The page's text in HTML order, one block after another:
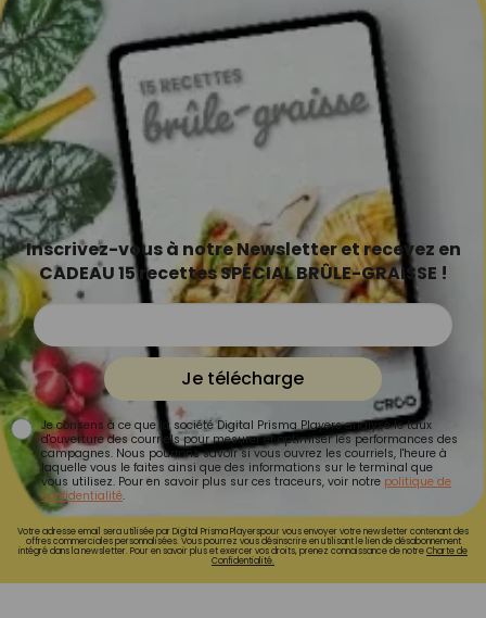
Inscrivez-vous à notre Newsletter et recevez en
CADEAU 15 recettes SPÉCIAL BRÛLE-GRAISSE !
Je télécharge
Je consens à ce que la société Digital Prisma Players analyse le taux
d'ouverture des courriels pour mesurer et optimiser les performances des
campagnes. Nous pourrons savoir si vous ouvrez les courriels, l'heure à
laquelle vous le faites ainsi que des informations sur le terminal que
vous utilisez. Pour en savoir plus sur ces traceurs, voir notre politique de
confidentialité.
Votre adresse email sera utilisée par Digital Prisma Playerspour vous envoyer votre newsletter contenant des
offres commerciales personnalisées. Vous pourrez vous désinscrire en utilisant le lien de désabonnement
intégré dans la newsletter. Pour en savoir plus et exercer vos droits, prenez connaissance de notreCharte de
Confidentialité.